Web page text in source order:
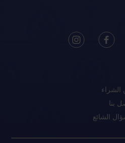
الشراء
بنا
الشائع